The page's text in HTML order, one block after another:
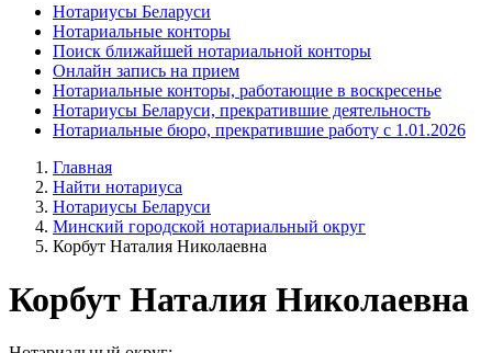
Нотариусы Беларуси
Нотариальные конторы
Поиск ближайшей нотариальной конторы
Онлайн запись на прием
Нотариальные конторы, работающие в воскресенье
Нотариусы Беларуси, прекратившие деятельность
Нотариальные бюро, прекратившие работу с 1.01.2026
Главная
Найти нотариуса
Нотариусы Беларуси
Минский городской нотариальный округ
Корбут Наталия Николаевна
Корбут Наталия Николаевна